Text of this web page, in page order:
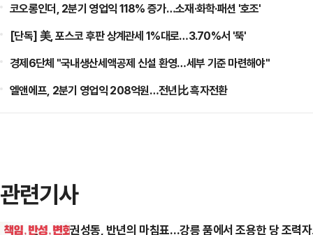
코오롱인더, 2분기 영업익 118% 증가…소재·화학·패션 '호조'
[단독] 美, 포스코 후판 상계관세 1%대로…3.70%서 '뚝'
경제6단체 "국내생산세액공제 신설 환영…세부 기준 마련해야"
엘앤에프, 2분기 영업익 208억원…전년比 흑자전환
관련기사
권성동, 반년의 마침표…강릉 품에서 조용한 당 조력